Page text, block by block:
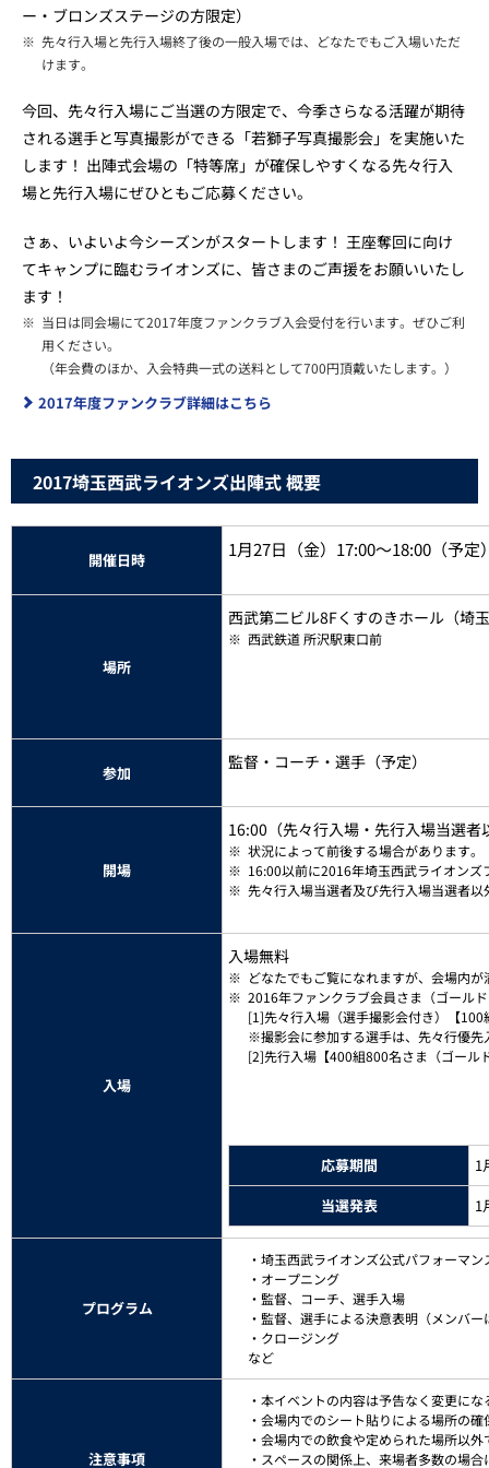
ー・ブロンズステージの方限定）
※ 先々行入場と先行入場終了後の一般入場では、どなたでもご入場いただ
けます。
今回、先々行入場にご当選の方限定で、今季さらなる活躍が期待
される選手と写真撮影ができる「若獅子写真撮影会」を実施いた
します！ 出陣式会場の「特等席」が確保しやすくなる先々行入
場と先行入場にぜひともご応募ください。
さぁ、いよいよ今シーズンがスタートします！ 王座奪回に向け
てキャンプに臨むライオンズに、皆さまのご声援をお願いいたし
ます！
※ 当日は同会場にて2017年度ファンクラブ入会受付を行います。ぜひご利
用ください。
（年会費のほか、入会特典一式の送料として700円頂戴いたします。）
2017年度ファンクラブ詳細はこちら
2017埼玉西武ライオンズ出陣式 概要
開催日時 1月27日（金）17:00～18:00（予定
場所
西武第二ビル8Fくすのきホール（埼
※ 西武鉄道 所沢駅東口前
参加
監督・コーチ・選手（予定）
開場
16:00（先々行入場・先行入場当選
※ 状況によって前後する場合があります。
※ 16:00以前に2016年埼玉西武ライオン
※ 先々行入場当選者及び先行入場当選者
入場
入場無料
※ どなたでもご覧になれますが、会場内
※ 2016年ファンクラブ会員さま（ゴール
[1]先々行入場（選手撮影会付き）【
※撮影会に参加する選手は、先々行優
[2]先行入場【400組800名さま（ゴール
応募期間
1
当選発表
1
プログラム
・埼玉西武ライオンズ公式パフォーマ
・オープニング
・監督、コーチ、選手入場
・監督、選手による決意表明（メンバ
・クロージング
など
注意事項
・本イベントの内容は予告なく変更に
・会場内でのシート貼りによる場所の
・会場内での飲食や定められた場所以
・スペースの関係上、来場者多数の場